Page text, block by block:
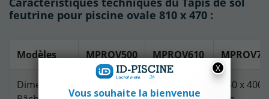
feutrine pour piscine ovale 810 x 470 :
Modèles MPROV500 MPROV610
Dimensions
750 x 400